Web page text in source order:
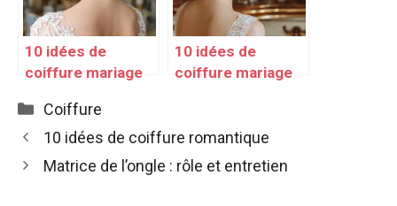
10 idées de
coiffure mariage
10 idées de
coiffure mariage
Catégories
Coiffure
10 idées de coiffure romantique
Matrice de l’ongle : rôle et entretien